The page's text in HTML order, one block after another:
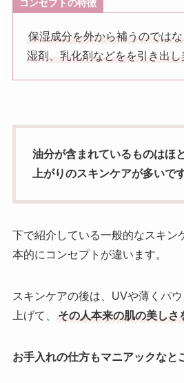
コンセプトの特徴
保湿成分を外から補うのでは
湿剤、乳化剤などをを引き出
油分が含まれているものはほ
上がりのスキンケアが多いです
下で紹介している一般的なスキン
本的にコンセプトが違います。
スキンケアの後は、UVや薄くパ
上げて、
その人本来の肌の美しさ
お手入れの仕方もマニアックなと